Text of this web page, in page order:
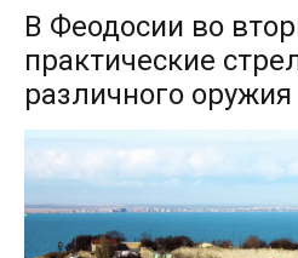
В Феодосии во
практические
различного оружия